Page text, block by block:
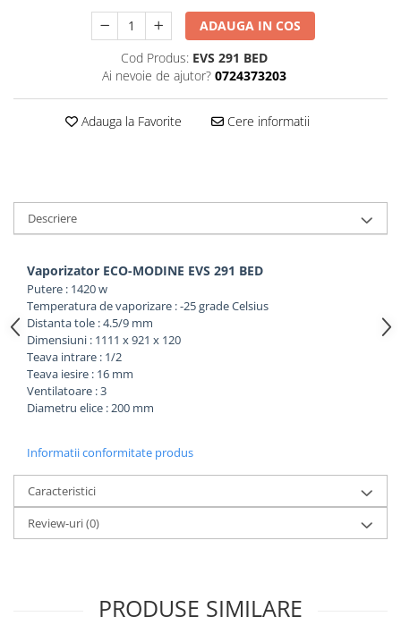
ADAUGA IN COS
Cod Produs: EVS 291 BED
Ai nevoie de ajutor? 0724373203
Adauga la Favorite Cere informatii
Descriere
Vaporizator ECO-MODINE EVS 291 BED
Putere : 1420 w
Temperatura de vaporizare : -25 grade Celsius
Distanta tole : 4.5/9 mm
Dimensiuni : 1111 x 921 x 120
Teava intrare : 1/2
Teava iesire : 16 mm
Ventilatoare : 3
Diametru elice : 200 mm
Informatii conformitate produs
Caracteristici
Review-uri(0)
PRODUSE SIMILARE